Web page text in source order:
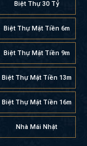
Biệt Thự 7 Tỷ
Biệt Thự 11 Tỷ
Biệt Thự 14 Tỷ
Biệt Thự 30 Tỷ
Biệt Thự Mặt Tiền 6m
Biệt Thự Mặt Tiền 9m